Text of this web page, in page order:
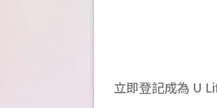
立即登記成為 U